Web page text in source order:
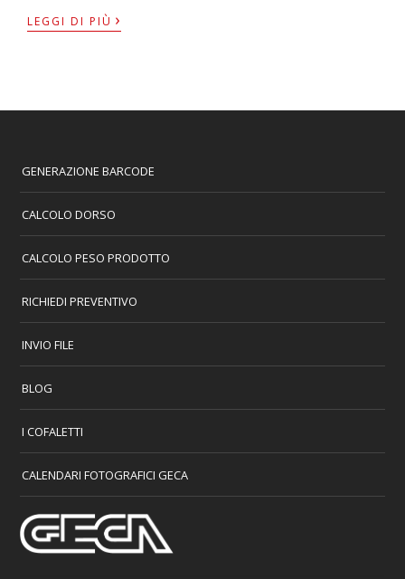
LEGGI DI PIÙ ›
GENERAZIONE BARCODE
CALCOLO DORSO
CALCOLO PESO PRODOTTO
RICHIEDI PREVENTIVO
INVIO FILE
BLOG
I COFALETTI
CALENDARI FOTOGRAFICI GECA